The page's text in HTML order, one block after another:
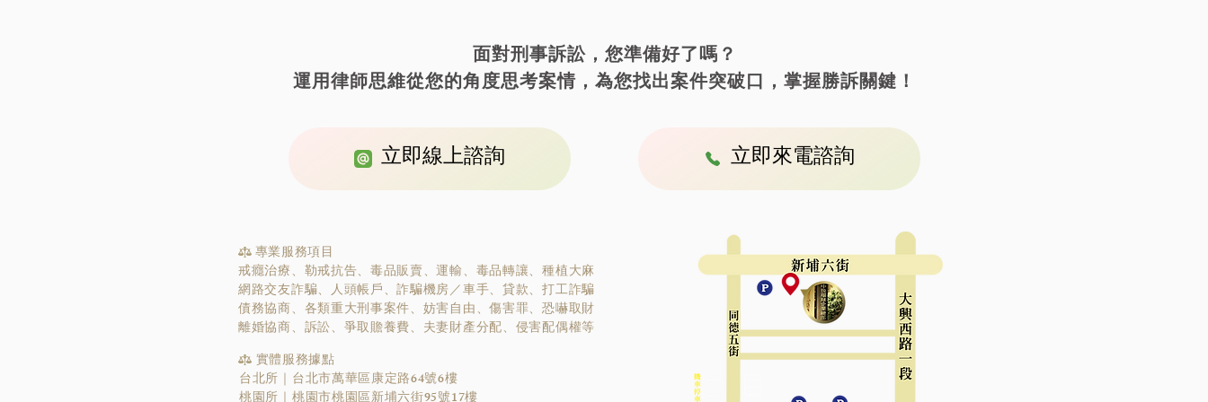
​面對刑事訴訟，您準備好了嗎？
運用律師思維從您的角度思考案情，為您找出案件突破口，掌握勝訴關鍵！
立即線上諮詢
專業服務項目
戒癮治療、勒戒抗告、毒品販賣、運輸、毒品轉讓、種植大麻
網路交友詐騙、人頭帳戶、詐騙機房／車手、貸款、打工詐騙
債務協商、各類重大刑事案件、妨害自由、傷害罪、恐嚇取財
離婚協商、訴訟、爭取贍養費、夫妻財產分配、侵害配偶權等
實體服務據點
台北所｜台北市萬華區康定路64號6樓
立即來電諮詢